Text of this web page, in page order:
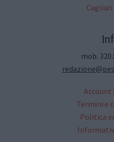
Cagliari
mob.
Account
Termini e
Politica